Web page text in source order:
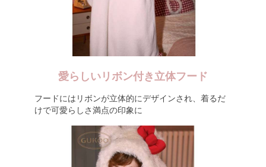
愛らしいリボン付き立体フード
フードにはリボンが立体的にデザインされ、着るだ
けで可愛らしさ満点の印象に